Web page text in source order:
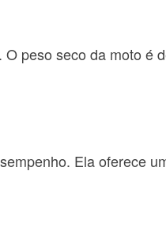
peso seco da moto é
Ela oferece